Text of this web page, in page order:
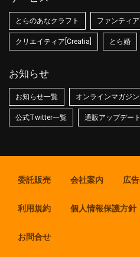
とらのあなクラフト ファンティア
クリエイティア[Creatia] とら婚
お知らせ
お知らせ一覧 オンラインマガジン
公式Twitter一覧 通販アップデー
委託販売 会社案内 広
利用規約 個人情報保護方針
お問合せ